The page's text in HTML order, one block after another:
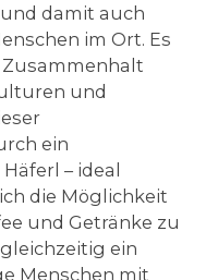
damit auch
im Ort. Es
und
ein
– ideal
die Möglichkeit
und Getränke zu
ein
Menschen mit